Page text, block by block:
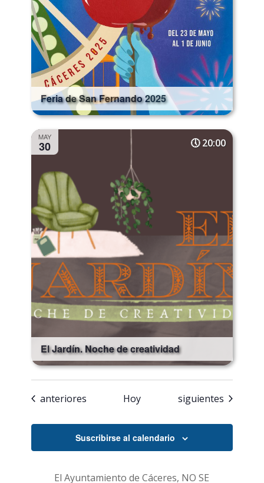
Feria de San Fernando 2025
MAY
30 20:00
El Jardín. Noche de creatividad
Eventos
anteriores Hoy Eventos
siguientes
Suscribirse al calendario
El Ayuntamiento de Cáceres, NO SE